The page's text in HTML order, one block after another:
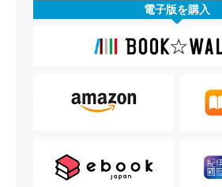
電子版を購入